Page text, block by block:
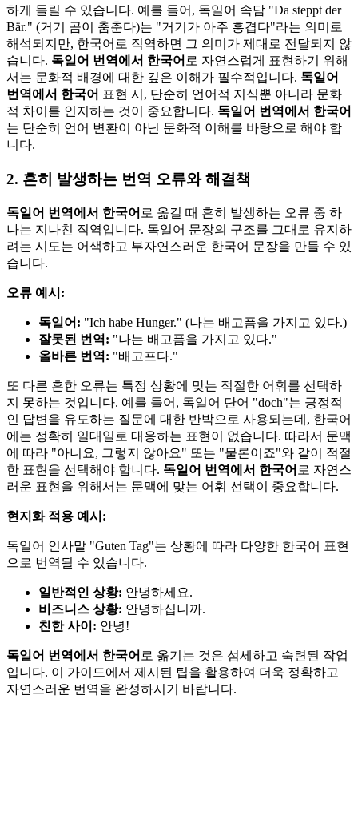
하게 들릴 수 있습니다. 예를 들어, 독일어 속담 "Da steppt der
Bär." (거기 곰이 춤춘다)는 "거기가 아주 흥겹다"라는 의미로
해석되지만, 한국어로 직역하면 그 의미가 제대로 전달되지 않
습니다. 독일어 번역에서 한국어 로 자연스럽게 표현하기 위해
서는 문화적 배경에 대한 깊은 이해가 필수적입니다. 독일어
번역에서 한국어 표현 시, 단순히 언어적 지식뿐 아니라 문화
적 차이를 인지하는 것이 중요합니다. 독일어 번역에서 한국어
는 단순히 언어 변환이 아닌 문화적 이해를 바탕으로 해야 합
니다.
2. 흔히 발생하는 번역 오류와 해결책
독일어 번역에서 한국어 로 옮길 때 흔히 발생하는 오류 중 하
나는 지나친 직역입니다. 독일어 문장의 구조를 그대로 유지하
려는 시도는 어색하고 부자연스러운 한국어 문장을 만들 수 있
습니다.
오류 예시:
독일어: "Ich habe Hunger." (나는 배고픔을 가지고 있다.)
잘못된 번역: "나는 배고픔을 가지고 있다."
올바른 번역: "배고프다."
또 다른 흔한 오류는 특정 상황에 맞는 적절한 어휘를 선택하
지 못하는 것입니다. 예를 들어, 독일어 단어 "doch"는 긍정적
인 답변을 유도하는 질문에 대한 반박으로 사용되는데, 한국어
에는 정확히 일대일로 대응하는 표현이 없습니다. 따라서 문맥
에 따라 "아니요, 그렇지 않아요" 또는 "물론이죠"와 같이 적절
한 표현을 선택해야 합니다. 독일어 번역에서 한국어 로 자연스
러운 표현을 위해서는 문맥에 맞는 어휘 선택이 중요합니다.
현지화 적용 예시:
독일어 인사말 "Guten Tag"는 상황에 따라 다양한 한국어 표현
으로 번역될 수 있습니다.
일반적인 상황: 안녕하세요.
비즈니스 상황: 안녕하십니까.
친한 사이: 안녕!
독일어 번역에서 한국어 로 옮기는 것은 섬세하고 숙련된 작업
입니다. 이 가이드에서 제시된 팁을 활용하여 더욱 정확하고
자연스러운 번역을 완성하시기 바랍니다.